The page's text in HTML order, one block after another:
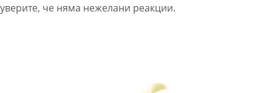
уверите, че няма нежелани реакции.